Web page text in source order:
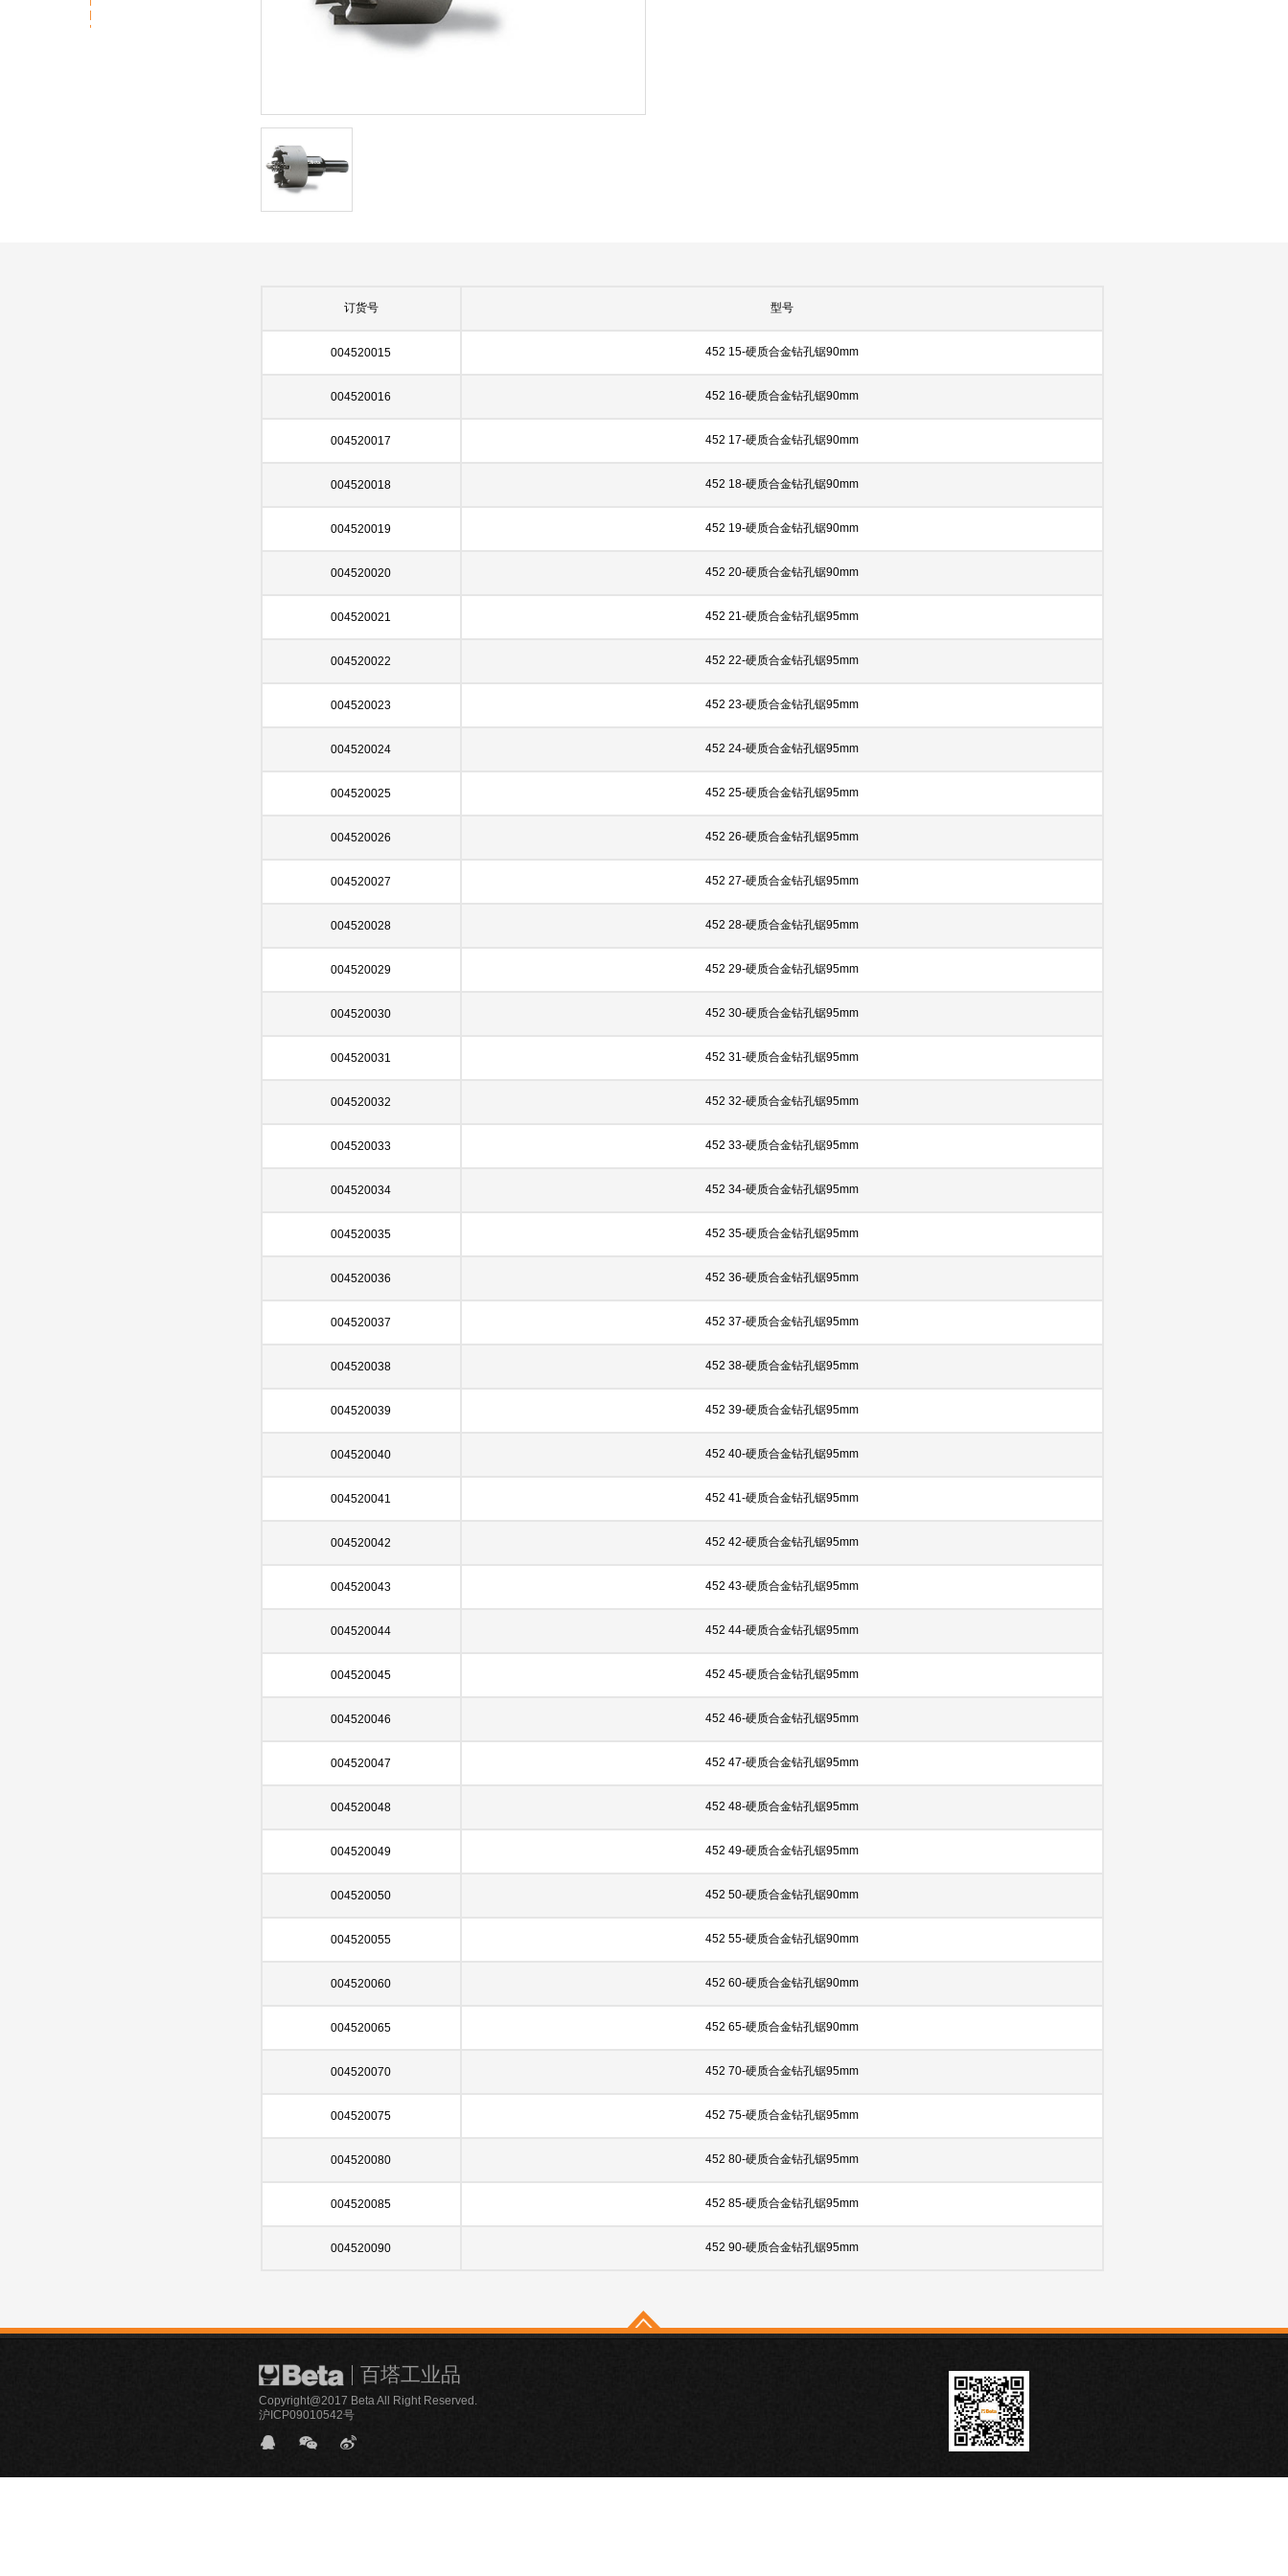
订货号 型号
004520015 452 15-硬质合金钻孔锯90mm
004520016 452 16-硬质合金钻孔锯90mm
004520017 452 17-硬质合金钻孔锯90mm
004520018 452 18-硬质合金钻孔锯90mm
004520019 452 19-硬质合金钻孔锯90mm
004520020 452 20-硬质合金钻孔锯90mm
004520021 452 21-硬质合金钻孔锯95mm
004520022 452 22-硬质合金钻孔锯95mm
004520023 452 23-硬质合金钻孔锯95mm
004520024 452 24-硬质合金钻孔锯95mm
004520025 452 25-硬质合金钻孔锯95mm
004520026 452 26-硬质合金钻孔锯95mm
004520027 452 27-硬质合金钻孔锯95mm
004520028 452 28-硬质合金钻孔锯95mm
004520029 452 29-硬质合金钻孔锯95mm
004520030 452 30-硬质合金钻孔锯95mm
004520031 452 31-硬质合金钻孔锯95mm
004520032 452 32-硬质合金钻孔锯95mm
004520033 452 33-硬质合金钻孔锯95mm
004520034 452 34-硬质合金钻孔锯95mm
004520035 452 35-硬质合金钻孔锯95mm
004520036 452 36-硬质合金钻孔锯95mm
004520037 452 37-硬质合金钻孔锯95mm
004520038 452 38-硬质合金钻孔锯95mm
004520039 452 39-硬质合金钻孔锯95mm
004520040 452 40-硬质合金钻孔锯95mm
004520041 452 41-硬质合金钻孔锯95mm
004520042 452 42-硬质合金钻孔锯95mm
004520043 452 43-硬质合金钻孔锯95mm
004520044 452 44-硬质合金钻孔锯95mm
004520045 452 45-硬质合金钻孔锯95mm
004520046 452 46-硬质合金钻孔锯95mm
004520047 452 47-硬质合金钻孔锯95mm
004520048 452 48-硬质合金钻孔锯95mm
004520049 452 49-硬质合金钻孔锯95mm
004520050 452 50-硬质合金钻孔锯90mm
004520055 452 55-硬质合金钻孔锯90mm
004520060 452 60-硬质合金钻孔锯90mm
004520065 452 65-硬质合金钻孔锯90mm
004520070 452 70-硬质合金钻孔锯95mm
004520075 452 75-硬质合金钻孔锯95mm
004520080 452 80-硬质合金钻孔锯95mm
004520085 452 85-硬质合金钻孔锯95mm
004520090 452 90-硬质合金钻孔锯95mm
百塔工业品
Copyright@2017 Beta All Right Reserved.
沪ICP09010542号